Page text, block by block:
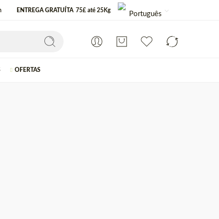
ENTREGA GRATUÍTA 75£ até 25Kg Português
OFERTAS